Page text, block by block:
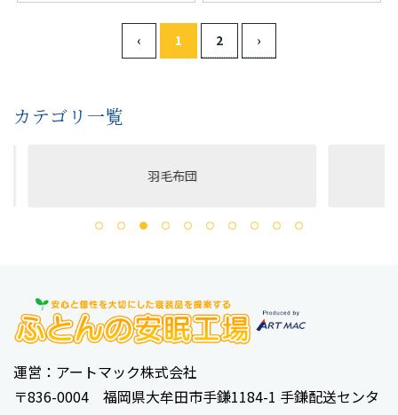
‹ 1 2 ›
カテゴリ一覧
羽毛布団
運営：アートマック株式会社
〒836-0004 福岡県大牟田市手鎌1184-1 手鎌配送センタ